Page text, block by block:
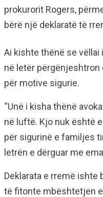
prokurorit Rogers,
bërë një deklaratë të
Ai kishte thënë se
në letër përgënjeshtron
për motive sigurie.
“Unë i kisha thënë
në luftë. Kjo nuk është
për sigurinë e familjes
letrën e dërguar me
Deklarata e rremë ishte
të fitonte mbështetjen